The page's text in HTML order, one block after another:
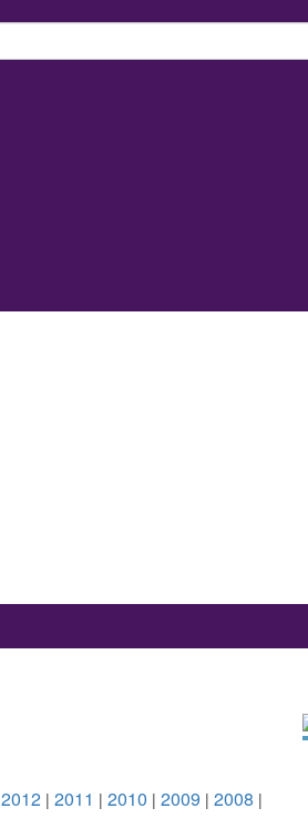
2012 | 2011 | 2010 | 2009 | 2008 |